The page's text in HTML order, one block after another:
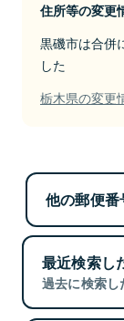
住所等の変更
黒磯市は合併
した
栃木県の変更
他の郵便
最近検索し
過去に検索し